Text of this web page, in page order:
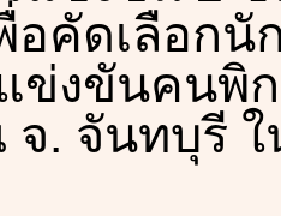
อคัดเลือก
ข่งขันคนพิ
จ. จันทบุรี